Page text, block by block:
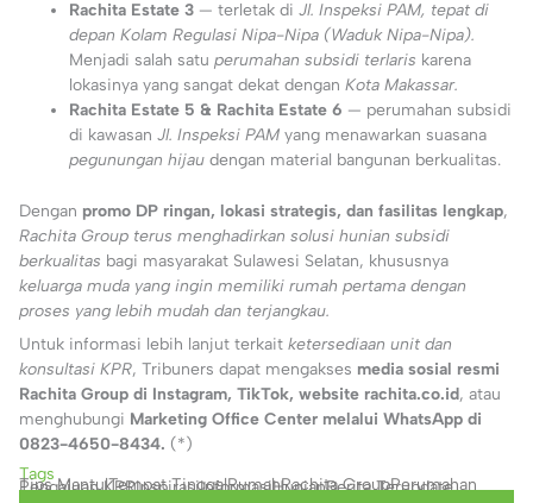
Rachita Estate 3 — terletak di Jl. Inspeksi PAM, tepat di
depan Kolam Regulasi Nipa-Nipa (Waduk Nipa-Nipa).
Menjadi salah satu perumahan subsidi terlaris karena
lokasinya yang sangat dekat dengan Kota Makassar.
Rachita Estate 5 & Rachita Estate 6 — perumahan subsidi
di kawasan Jl. Inspeksi PAM yang menawarkan suasana
pegunungan hijau dengan material bangunan berkualitas.
Dengan promo DP ringan, lokasi strategis, dan fasilitas lengkap,
Rachita Group terus menghadirkan solusi hunian subsidi
berkualitas bagi masyarakat Sulawesi Selatan, khususnya
keluarga muda yang ingin memiliki rumah pertama dengan
proses yang lebih mudah dan terjangkau.
Untuk informasi lebih lanjut terkait ketersediaan unit dan
konsultasi KPR, Tribuners dapat mengakses media sosial resmi
Rachita Group di Instagram, TikTok, website rachita.co.id, atau
menghubungi Marketing Office Center melalui WhatsApp di
0823-4650-8434. (*)
Tags
Tips MantulTempat TinggalRumahRachita GroupPerumahan
Pengajuan KPRInspirasiInformasiHunianBerita Terupdate